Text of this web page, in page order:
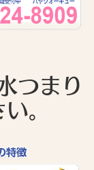
つまり
。